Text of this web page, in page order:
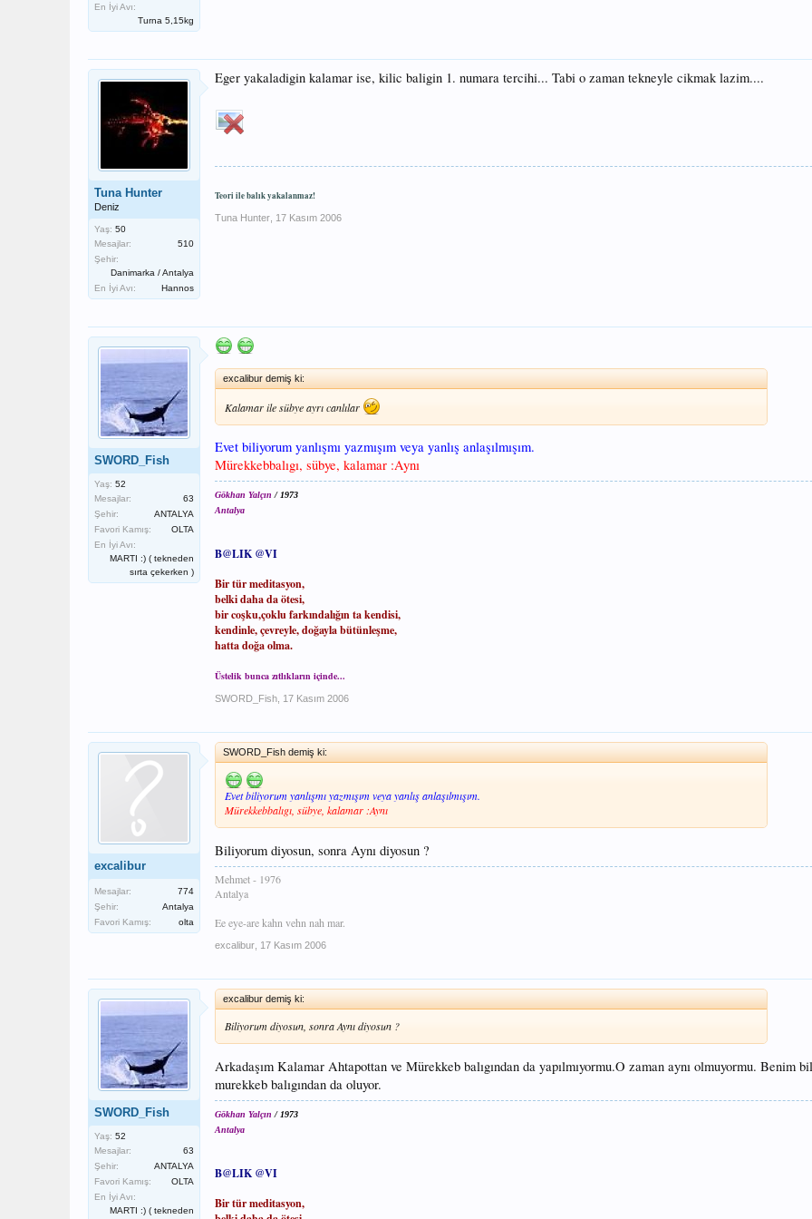
En İyi Avı:
Turna 5,15kg
Tuna Hunter
Deniz
Yaş: 50
Mesajlar:
510
Şehir:
Danimarka / Antalya
En İyi Avı:
Hannos
Eger yakaladigin kalamar ise, kilic baligin 1. numara tercihi... Tabi o zaman tekneyle cikmak lazim....
Teori ile balık yakalanmaz!
Tuna Hunter 17 Kasım 2006
SWORD_Fish
Yaş: 52
Mesajlar:
63
Şehir:
ANTALYA
Favori Kamış:
OLTA
En İyi Avı:
MARTI :) ( tekneden
sırta çekerken )
excalibur demiş ki:
Kalamar ile sübye ayrı canlılar
Evet biliyorum yanlışmı yazmışım veya yanlış anlaşılmışım.
Mürekkebbalıgı, sübye, kalamar :Aynı
Gökhan Yalçın/ 1973
Antalya
B@LIK @VI
Bir tür meditasyon,
belki daha da ötesi,
bir coşku,çoklu farkındalığın ta kendisi,
kendinle, çevreyle, doğayla bütünleşme,
hatta doğa olma.
Üstelik bunca zıtlıkların içinde...
SWORD_Fish 17 Kasım 2006
excalibur
Mesajlar:
774
Şehir:
Antalya
Favori Kamış:
olta
SWORD_Fish demiş ki:
Evet biliyorum yanlışmı yazmışım veya yanlış anlaşılmışım.
Mürekkebbalıgı, sübye, kalamar :Aynı
Biliyorum diyosun, sonra Aynı diyosun ?
Mehmet - 1976
Antalya
Ee eye-are kahn vehn nah mar.
excalibur 17 Kasım 2006
SWORD_Fish
Yaş: 52
Mesajlar:
63
Şehir:
ANTALYA
Favori Kamış:
OLTA
En İyi Avı:
MARTI :) ( tekneden
excalibur demiş ki:
Biliyorum diyosun, sonra Aynı diyosun ?
Arkadaşım Kalamar Ahtapottan ve Mürekkeb balıgından da yapılmıyormu.O zaman aynı olmuyormu. Benim
murekkeb balıgından da oluyor.
Gökhan Yalçın / 1973
Antalya
B@LIK @VI
Bir tür meditasyon,